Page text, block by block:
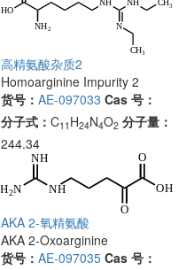
高精氨酸杂质2
Homoarginine Impurity 2
货号： AE-097033 Cas 号：
分子式： C11 H24N4O2 分子量：
244.34
AKA 2-氧精氨酸
AKA 2-Oxoarginine
货号： AE-097035 Cas 号：